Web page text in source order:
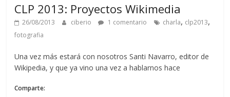
CLP 2013: Proyectos Wikimedia
26/08/2013 ciberio 1 comentario charla, clp2013,
fotografia
Una vez más estará con nosotros Santi Navarro, editor de
Wikipedia, y que ya vino una vez a hablarnos hace
Comparte: